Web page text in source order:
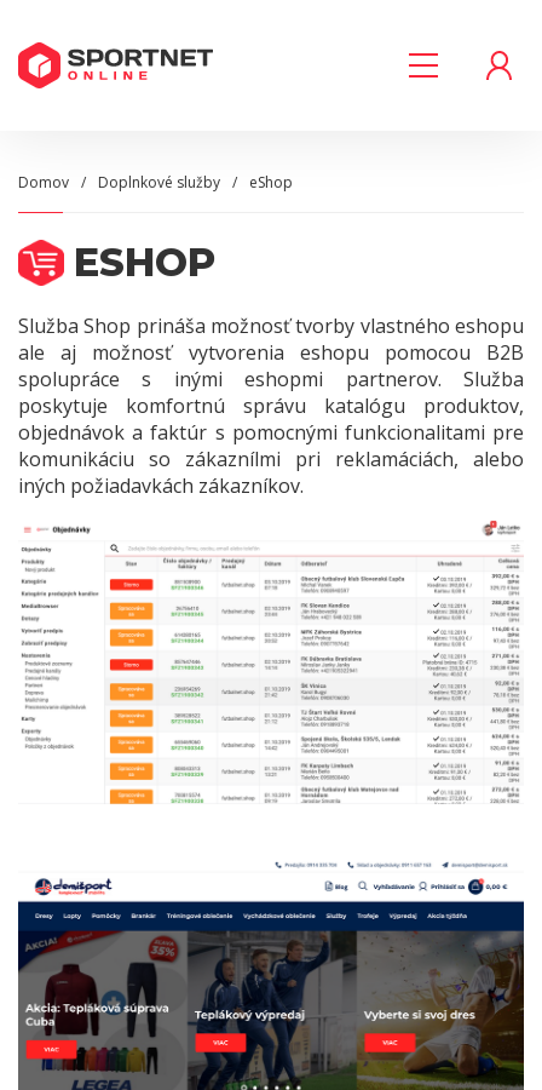
Domov Doplnkové služby eShop
ESHOP
Služba Shop prináša možnosť tvorby vlastného eshopu
ale aj možnosť vytvorenia eshopu pomocou B2B
spolupráce s inými eshopmi partnerov. Služba
poskytuje komfortnú správu katalógu produktov,
objednávok a faktúr s pomocnými funkcionalitami pre
komunikáciu so zákaznílmi pri reklamáciách, alebo
iných požiadavkách zákazníkov.